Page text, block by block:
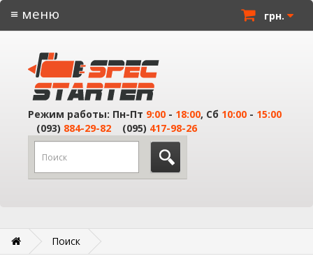
грн.
≡ меню
Режим работы: Пн-Пт 9:00 - 18:00, Сб 10:00 - 15:00
(093) 884-29-82 (095) 417-98-26
Поиск